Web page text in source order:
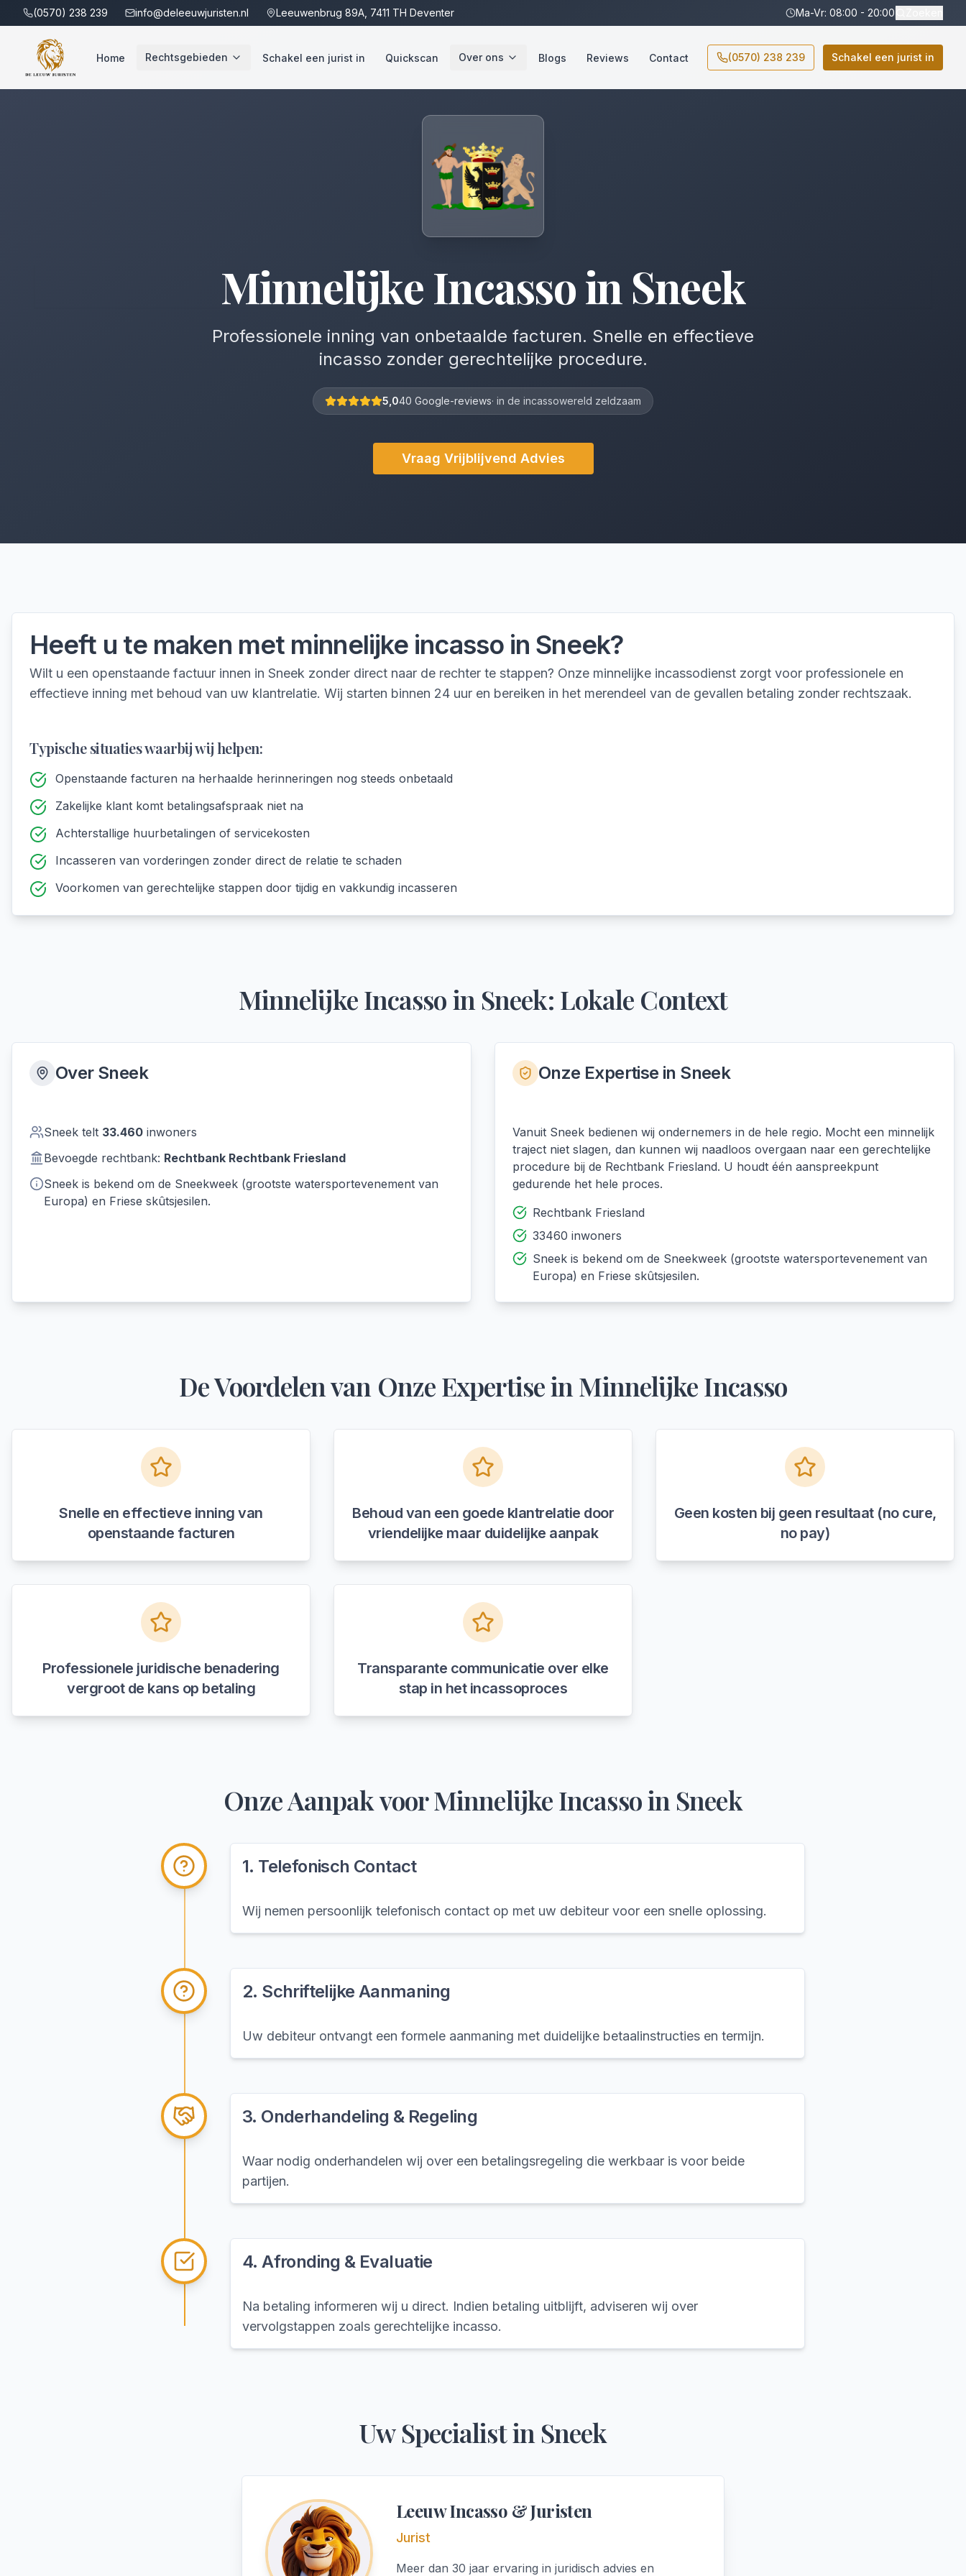
(0570) 238 239 info@deleeuwjuristen.nl Leeuwenbrug 89A, 7411 TH Deventer Ma-Vr: 08:00 - 20:00
Home Rechtsgebieden Schakel een jurist in Quickscan Over ons Blogs Reviews Contact (0570) 238 239 Schakel een jurist in
Minnelijke Incassoin Sneek
Professionele inning van onbetaalde facturen. Snelle en effectieve
incasso zonder gerechtelijke procedure.
5,040 Google-reviews· in de incassowereld zeldzaam
Vraag Vrijblijvend Advies
Heeft u te maken met minnelijke incassoin Sneek?
Wilt u een openstaande factuur innen in Sneek zonder direct naar de rechter te stappen? Onze minnelijke incassodienst zorgt voor professionele en
effectieve inning met behoud van uw klantrelatie. Wij starten binnen 24 uur en bereiken in het merendeel van de gevallen betaling zonder rechtszaak.
Typische situaties waarbij wij helpen:
Openstaande facturen na herhaalde herinneringen nog steeds onbetaald
Zakelijke klant komt betalingsafspraak niet na
Achterstallige huurbetalingen of servicekosten
Incasseren van vorderingen zonder direct de relatie te schaden
Voorkomen van gerechtelijke stappen door tijdig en vakkundig incasseren
Minnelijke Incassoin Sneek: Lokale Context
Over Sneek
Sneek telt 33.460 inwoners
Bevoegde rechtbank: Rechtbank Rechtbank Friesland
Sneek is bekend om de Sneekweek (grootste watersportevenement van
Europa) en Friese skûtsjesilen.
Onze Expertise in Sneek
Vanuit Sneek bedienen wij ondernemers in de hele regio. Mocht een minnelijk
traject niet slagen, dan kunnen wij naadloos overgaan naar een gerechtelijke
procedure bij de Rechtbank Friesland. U houdt één aanspreekpunt
gedurende het hele proces.
Rechtbank Friesland
33460 inwoners
Sneek is bekend om de Sneekweek (grootste watersportevenement van
Europa) en Friese skûtsjesilen.
De Voordelen van Onze Expertise in Minnelijke Incasso
Snelle en effectieve inning van
openstaande facturen
Behoud van een goede klantrelatie door
vriendelijke maar duidelijke aanpak
Geen kosten bij geen resultaat (no cure,
no pay)
Professionele juridische benadering
vergroot de kans op betaling
Transparante communicatie over elke
stap in het incassoproces
Onze Aanpak voorMinnelijke Incassoin Sneek
1. Telefonisch Contact
Wij nemen persoonlijk telefonisch contact op met uw debiteur voor een snelle oplossing.
2. Schriftelijke Aanmaning
Uw debiteur ontvangt een formele aanmaning met duidelijke betaalinstructies en termijn.
3. Onderhandeling & Regeling
Waar nodig onderhandelen wij over een betalingsregeling die werkbaar is voor beide
partijen.
4.Afronding & Evaluatie
Na betaling informeren wij u direct. Indien betaling uitblijft, adviseren wij over
vervolgstappen zoals gerechtelijke incasso.
Uw Specialist in Sneek
Leeuw Incasso & Juristen
Jurist
Meer dan 30 jaar ervaring in juridisch advies en